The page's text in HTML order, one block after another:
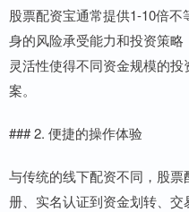
股票配资宝通常提供1-10倍
身的风险承受能力和投资策
灵活性使得不同资金规模的
案。
### 2. 便捷的操作体验
与传统的线下配资不同，股
册、实名认证到资金划转、